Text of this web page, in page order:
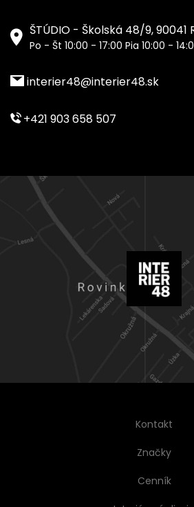
ŠTÚDIO - Školská 48/9, 90041
Po - Št 10:00 - 17:00 Pia 10:00 -
interier48@interier48.sk
+421 903 658 507
Kontakt
Značky
Cenník